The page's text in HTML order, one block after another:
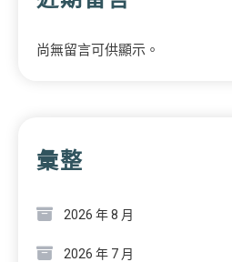
尚無留言可供顯示。
彙整
2026 年 8 月
2026 年 7 月